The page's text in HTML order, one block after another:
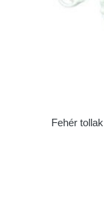
Fehér